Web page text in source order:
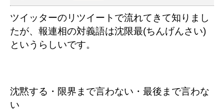
ツイッターのリツイートで流れてきて知りまし
たが、報連相の対義語は沈限最(ちんげんさい)
というらしいです。
沈黙する・限界まで言わない・最後まで言わな
い